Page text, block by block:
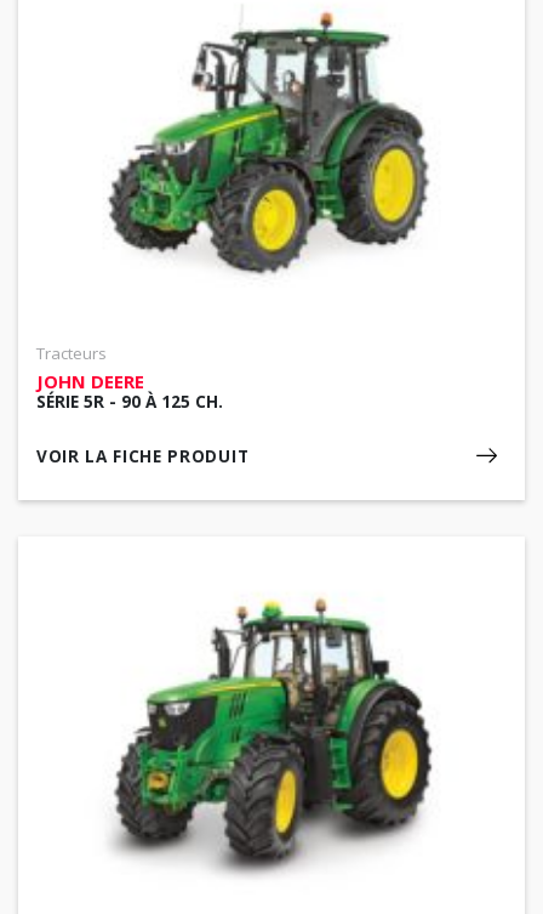
Tracteurs
JOHN DEERE
SÉRIE 5R - 90 À 125 CH.
VOIR LA FICHE PRODUIT